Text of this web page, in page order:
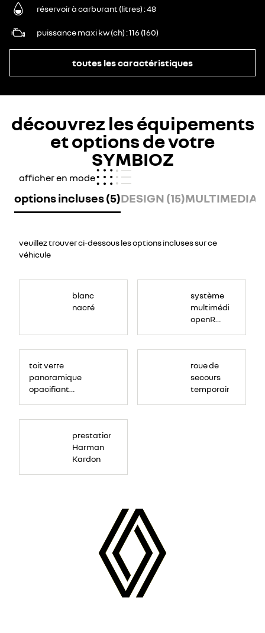
réservoir à carburant (litres) 48
puissance maxi kw (ch) 116 (160)
toutes les caractéristiques
découvrez les équipements
et options de votre
SYMBIOZ
afficher en mode
options incluses (5)DESIGN (15)MULTIMEDIA
veuillez trouver ci-dessous les options incluses sur ce
véhicule
blanc
nacré
système
multimédia
openR
système
audio
haute-
toit verre
panoramique
opacifiant
roue de
secours
temporaire
prestation
Harman
Kardon